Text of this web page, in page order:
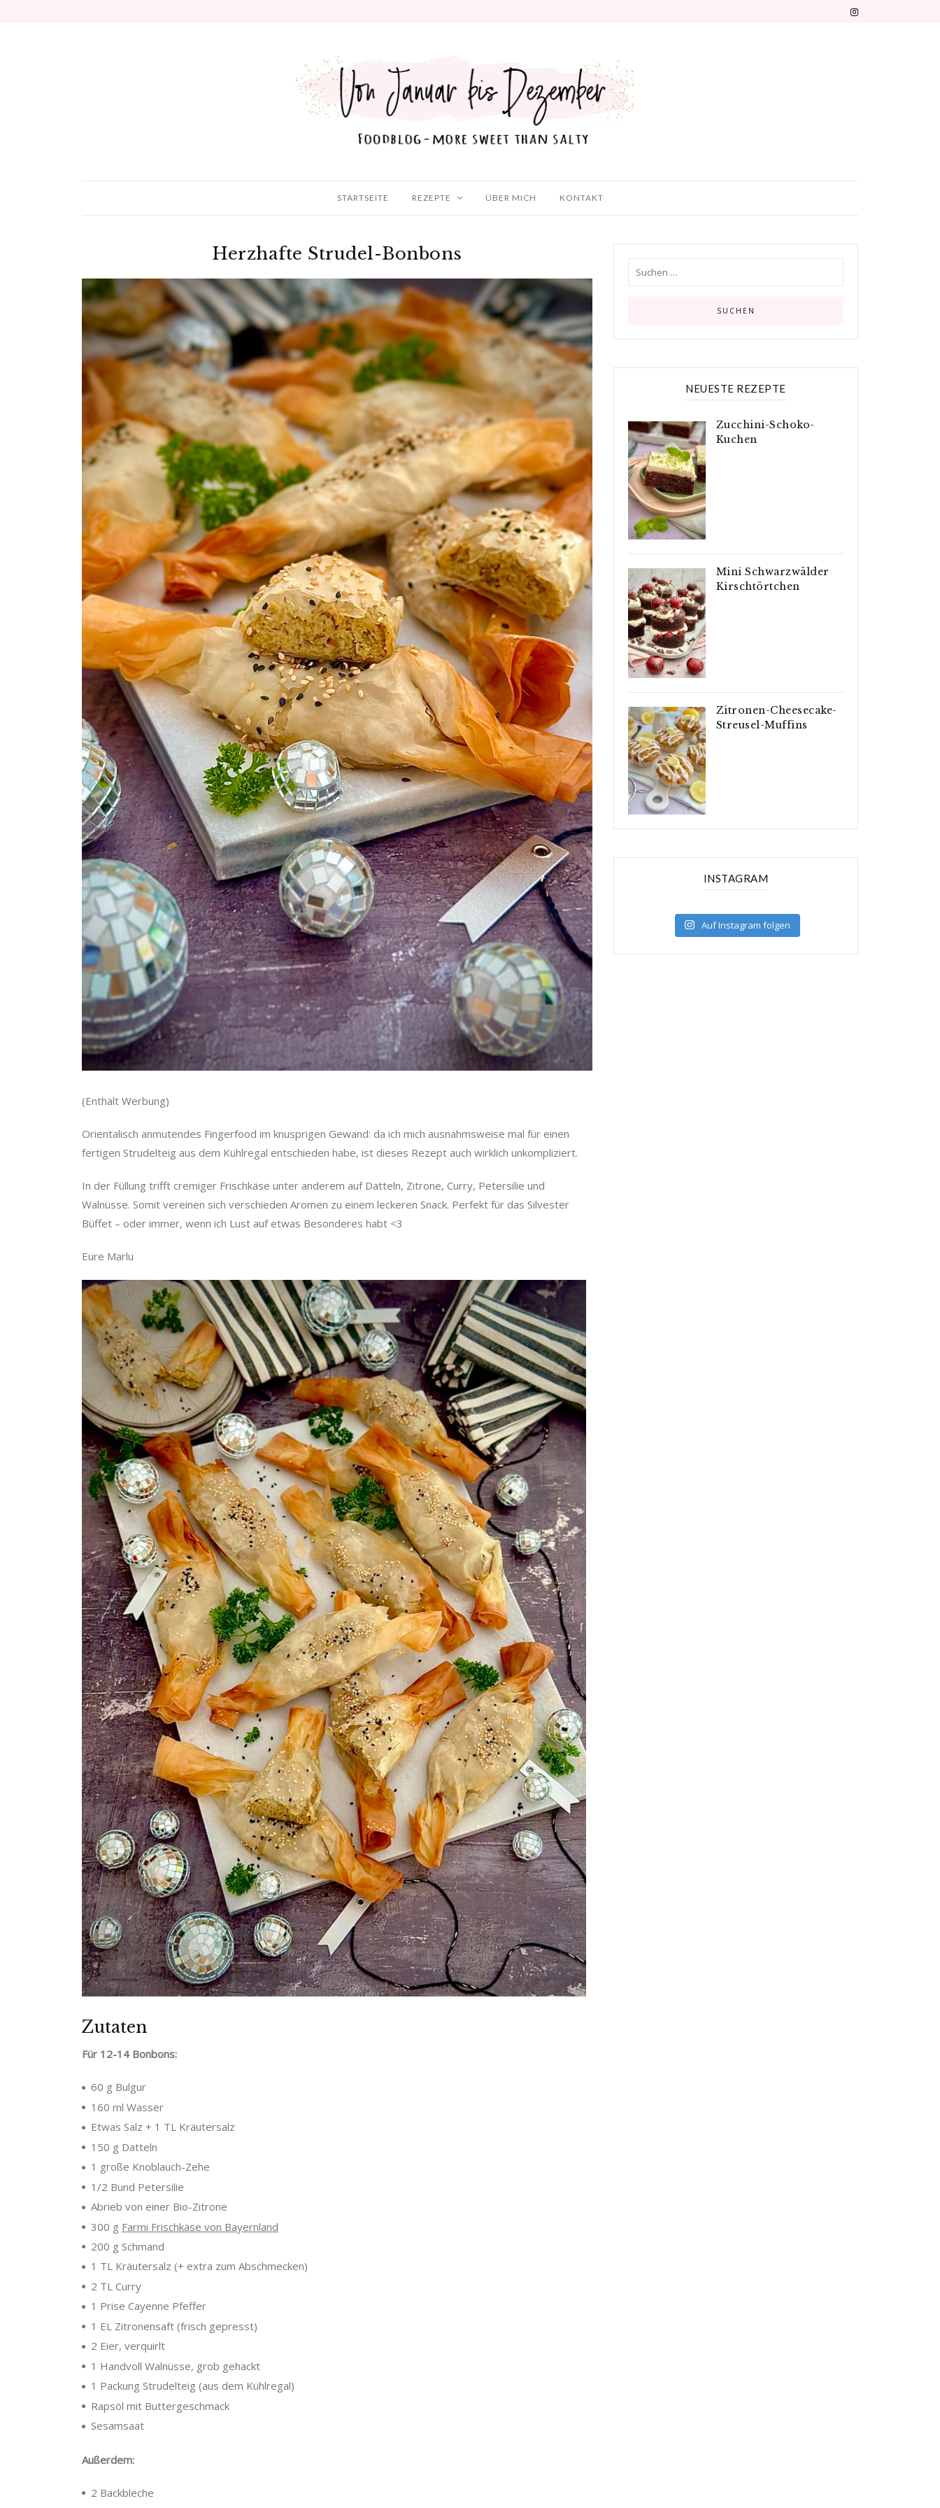
STARTSEITE REZEPTE ÜBER MICH KONTAKT
Herzhafte Strudel-Bonbons
(Enthält Werbung)
Orientalisch anmutendes Fingerfood im knusprigen Gewand: da ich mich ausnahmsweise mal für einen
fertigen Strudelteig aus dem Kühlregal entschieden habe, ist dieses Rezept auch wirklich unkompliziert.
In der Füllung trifft cremiger Frischkäse unter anderem auf Datteln, Zitrone, Curry, Petersilie und
Walnüsse. Somit vereinen sich verschieden Aromen zu einem leckeren Snack. Perfekt für das Silvester
Büffet – oder immer, wenn ich Lust auf etwas Besonderes habt <3
Eure Marlu
Zutaten
Für 12-14 Bonbons:
60 g Bulgur
160 ml Wasser
Etwas Salz + 1 TL Kräutersalz
150 g Datteln
1 große Knoblauch-Zehe
1/2 Bund Petersilie
Abrieb von einer Bio-Zitrone
300 g Farmi Frischkäse von Bayernland
200 g Schmand
1 TL Kräutersalz (+ extra zum Abschmecken)
2 TL Curry
1 Prise Cayenne Pfeffer
1 EL Zitronensaft (frisch gepresst)
2 Eier, verquirlt
1 Handvoll Walnüsse, grob gehackt
1 Packung Strudelteig (aus dem Kühlregal)
Rapsöl mit Buttergeschmack
Sesamsaat
Außerdem:
2 Backbleche
NEUESTE REZEPTE
Zucchini-Schoko-
Kuchen
Mini Schwarzwälder
Kirschtörtchen
Zitronen-Cheesecake-
Streusel-Muffins
INSTAGRAM
Auf Instagram folgen